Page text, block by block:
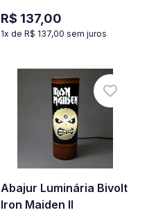
R$ 137,00
1x de R$ 137,00 sem juros
Abajur Luminária Bivolt
Iron Maiden II